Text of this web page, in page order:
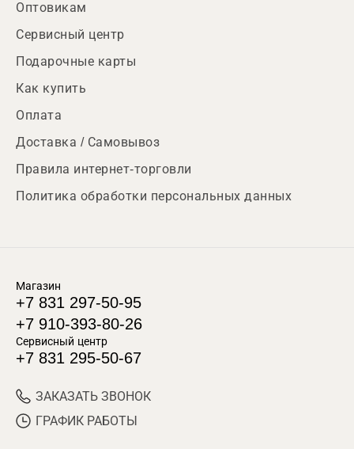
Оптовикам
Сервисный центр
Подарочные карты
Как купить
Оплата
Доставка / Самовывоз
Правила интернет-торговли
Политика обработки персональных данных
Магазин
+7 831 297-50-95
+7 910-393-80-26
Сервисный центр
+7 831 295-50-67
ЗАКАЗАТЬ ЗВОНОК
ГРАФИК РАБОТЫ